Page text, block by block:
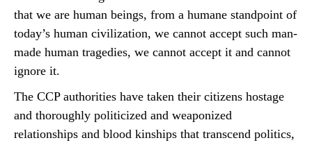
that we are human beings, from a humane standpoint of
today’s human civilization, we cannot accept such man-
made human tragedies, we cannot accept it and cannot
ignore it.
The CCP authorities have taken their citizens hostage
and thoroughly politicized and weaponized
relationships and blood kinships that transcend politics,